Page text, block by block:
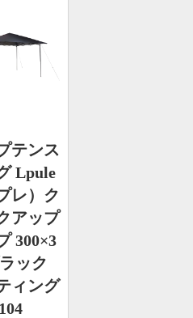
テンス
Lpule
レ）ク
アップ
300×3
ック
ィング